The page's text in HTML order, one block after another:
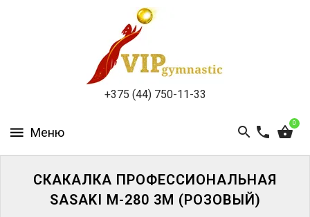
+375 (44) 750-11-33
0
СКАКАЛКА ПРОФЕССИОНАЛЬНАЯ
SASAKI M-280 3M (РОЗОВЫЙ)